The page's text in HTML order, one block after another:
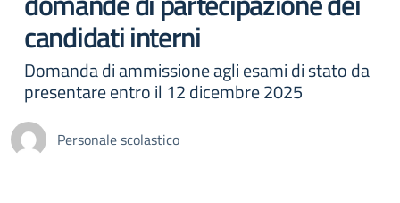
candidati interni
Domanda di ammissione agli esami di stato da
presentare entro il 12 dicembre 2025
Personale scolastico